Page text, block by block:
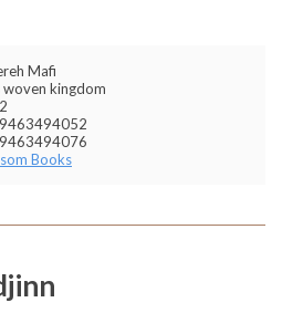
Mafi
woven kingdom
Books